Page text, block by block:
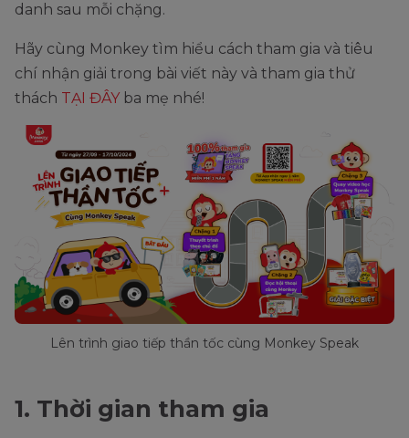
danh sau mỗi chặng.
Hãy cùng Monkey tìm hiểu cách tham gia và tiêu
chí nhận giải trong bài viết này và tham gia thử
thách TẠI ĐÂY ba mẹ nhé!
Lên trình giao tiếp thần tốc cùng Monkey Speak
1. Thời gian tham gia